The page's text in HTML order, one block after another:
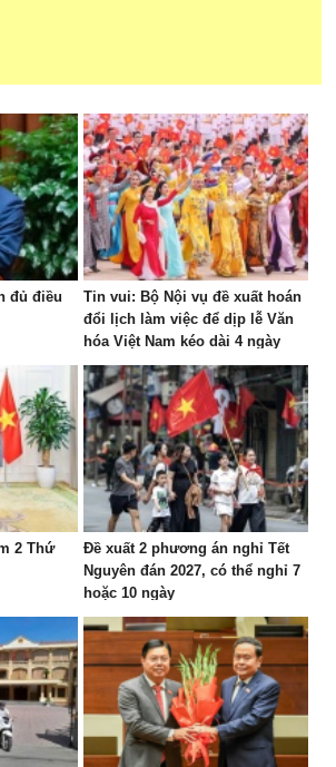
đủ điều
Tin vui: Bộ Nội vụ đề xuất hoán
đổi lịch làm việc để dịp lễ Văn
hóa Việt Nam kéo dài 4 ngày
2 Thứ
Đề xuất 2 phương án nghỉ Tết
Nguyên đán 2027, có thể nghỉ 7
hoặc 10 ngày